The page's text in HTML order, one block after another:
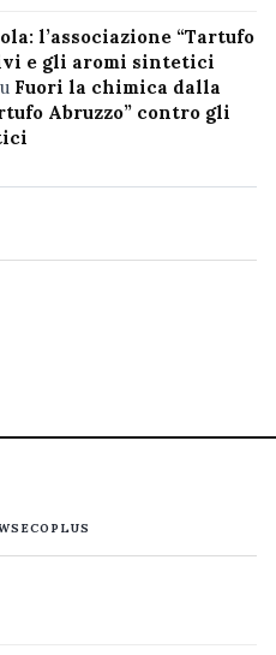
l’associazione “Tartufo
e gli aromi sintetici
Fuori la chimica dalla
Abruzzo” contro gli
ECOPLUS